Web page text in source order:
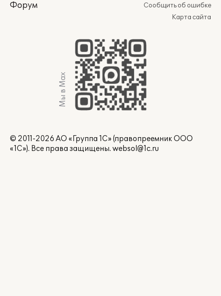
Форум
Сообщить об ошибке
Карта сайта
Мы в Max
© 2011-2026 АО «Группа 1С» (правопреемник ООО
«1С»). Все права защищены. websol@1c.ru